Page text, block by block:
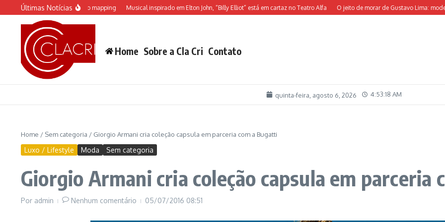
Ir para o conteúdo
Últimas Notícias
apresentação de video mapping Musical inspirado em Elton John, “Billy Elliot” está em cartaz no Teatro Alfa O jeito de morar de Gustavo Lima: moderno,
Home Sobre a Cla Cri Contato
quinta-feira, agosto 6, 2026 4:53:19 AM
Home / Sem categoria / Giorgio Armani cria coleção capsula em parceria com a Bugatti
Luxo / Lifestyle Moda Sem categoria
Giorgio Armani cria coleção capsula em parceria
Por admin Nenhum comentário 05/07/2016 08:51